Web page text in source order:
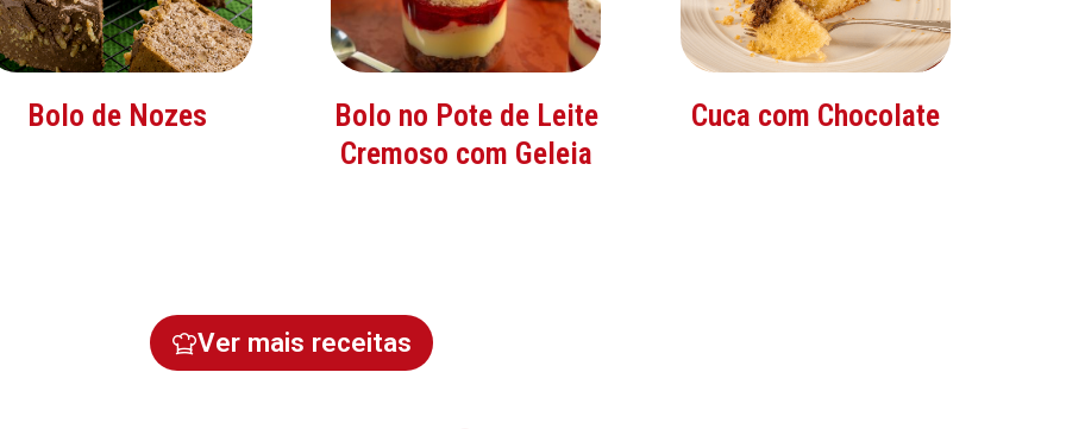
Bolo de Nozes
Bolo no Pote de Leite
Cremoso com Geleia
Cuca com Chocolate
Ver mais receitas